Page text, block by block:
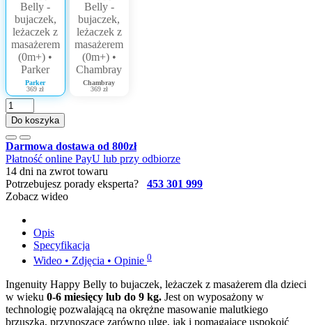
Parker
369 zł
Chambray
369 zł
Do koszyka
Darmowa dostawa od 800zł
Płatność online PayU lub przy odbiorze
14 dni na zwrot towaru
Potrzebujesz porady eksperta? 453 301 999
Zobacz wideo
Opis
Specyfikacja
Wideo • Zdjęcia • Opinie 0
Ingenuity Happy Belly to bujaczek, leżaczek z masażerem dla dzieci
w wieku 0-6 miesięcy lub do 9 kg. Jest on wyposażony w
technologię pozwalającą na okrężne masowanie malutkiego
brzuszka, przynoszące zarówno ulgę, jak i pomagające uspokoić